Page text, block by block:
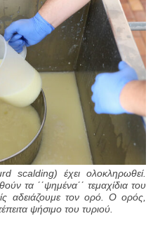
scalding) έχει ολοκληρωθεί.
τα ΄΄ψημένα΄΄ τεμαχίδια του
αδειάζουμε τον ορό. Ο ορός,
ψήσιμο του τυριού.